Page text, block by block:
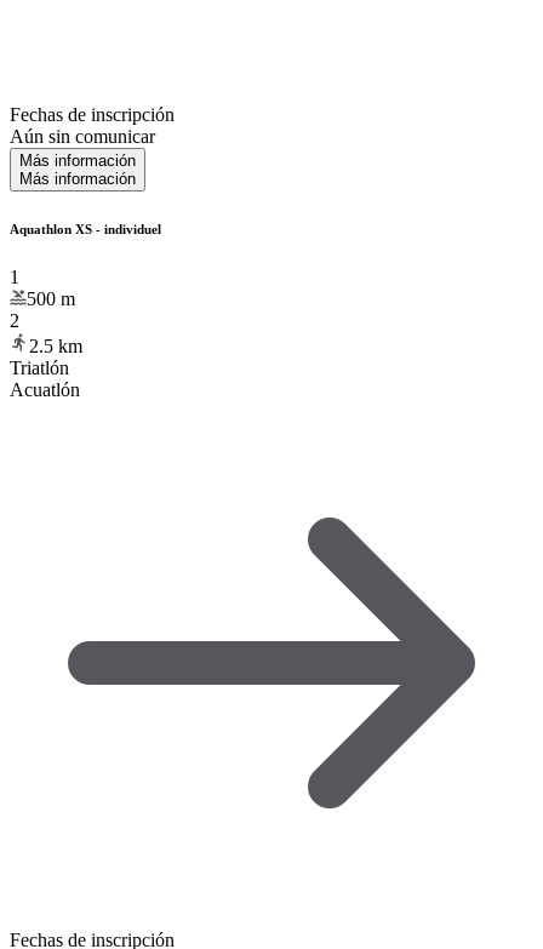
Fechas de inscripción
Aún sin comunicar
Más información
Más información
Aquathlon XS - individuel
1
500 m
2
2.5 km
Triatlón
Acuatlón
Fechas de inscripción